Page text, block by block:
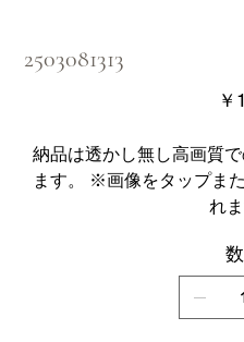
2503081313
価
格
￥
納品は透かし無し高画質
ます。 ※画像をタップま
れま